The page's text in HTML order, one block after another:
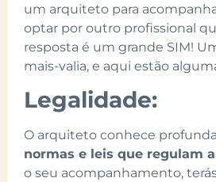
um arquiteto para
optar por outro profissional
resposta é um grande SIM!
mais-valia, e aqui estão
Legalidade:
O arquiteto conhece
normas e leis que regulam
o seu acompanhamento,